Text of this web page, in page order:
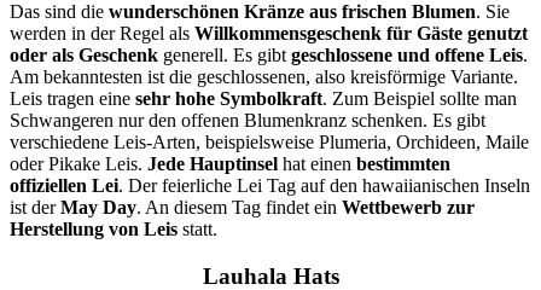
Das sind die wunderschönen Kränze aus frischen Blumen. Sie
werden in der Regel als Willkommensgeschenk für Gäste genutzt
oder als Geschenk generell. Es gibt geschlossene und offene Leis.
Am bekanntesten ist die geschlossenen, also kreisförmige Variante.
Leis tragen eine sehr hohe Symbolkraft. Zum Beispiel sollte man
Schwangeren nur den offenen Blumenkranz schenken. Es gibt
verschiedene Leis-Arten, beispielsweise Plumeria, Orchideen, Maile
oder Pikake Leis. Jede Hauptinsel hat einen bestimmten
offiziellen Lei. Der feierliche Lei Tag auf den hawaiianischen Inseln
ist derMay Day. An diesem Tag findet ein Wettbewerb zur
Herstellung von Leis statt.
Lauhala Hats